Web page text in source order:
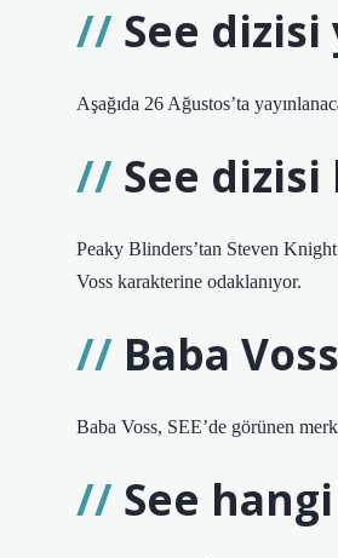
See
Aşağıda 26 Ağustos’ta
See
Peaky Blinders’tan Steven
Voss karakterine odaklanıyor.
Baba
Baba Voss, SEE’de görünen
See